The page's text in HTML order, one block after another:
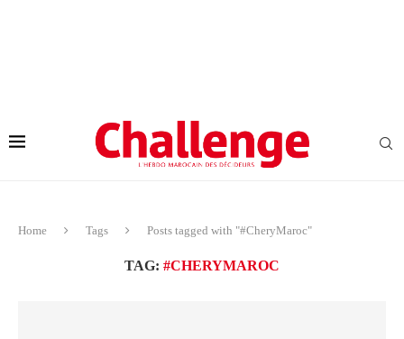
Home Tags Posts tagged with "#CheryMaroc"
TAG: #CHERYMAROC